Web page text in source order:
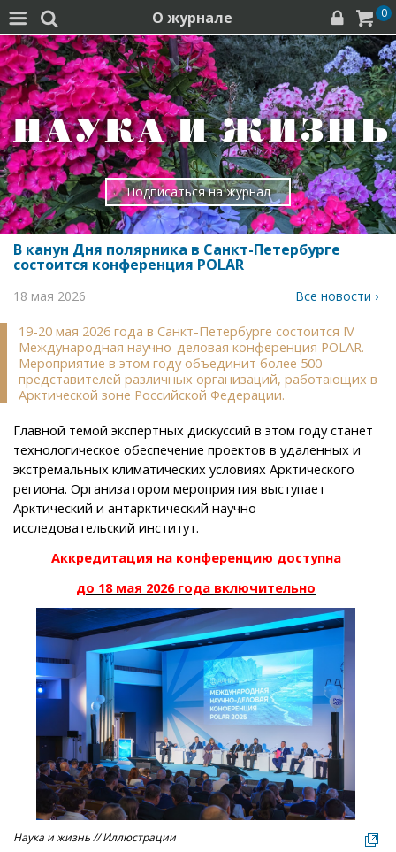
  О журнале   0
Подписаться на журнал
В канун Дня полярника в Санкт-Петербурге
состоится конференция POLAR
18 мая 2026 Все новости ›
19-20 мая 2026 года в Санкт-Петербурге состоится IV
Международная научно-деловая конференция POLAR.
Мероприятие в этом году объединит более 500
представителей различных организаций, работающих в
Арктической зоне Российской Федерации.
Главной темой экспертных дискуссий в этом году станет
технологическое обеспечение проектов в удаленных и
экстремальных климатических условиях Арктического
региона. Организатором мероприятия выступает
Арктический и антарктический научно-
исследовательский институт.
Аккредитация на конференцию доступна
до 18 мая 2026 года включительно
Наука и жизнь // Иллюстрации